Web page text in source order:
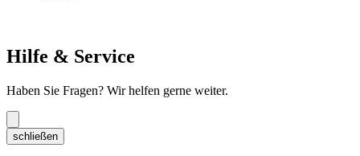
Hilfe & Service
Haben Sie Fragen? Wir helfen gerne weiter.
schließen